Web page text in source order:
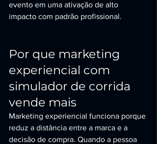
evento em uma ativação de alto
impacto com padrão profissional.
Por que marketing
experiencial com
simulador de corrida
vende mais
Marketing experiencial funciona porque
reduz a distância entre a marca e a
decisão de compra. Quando a pessoa